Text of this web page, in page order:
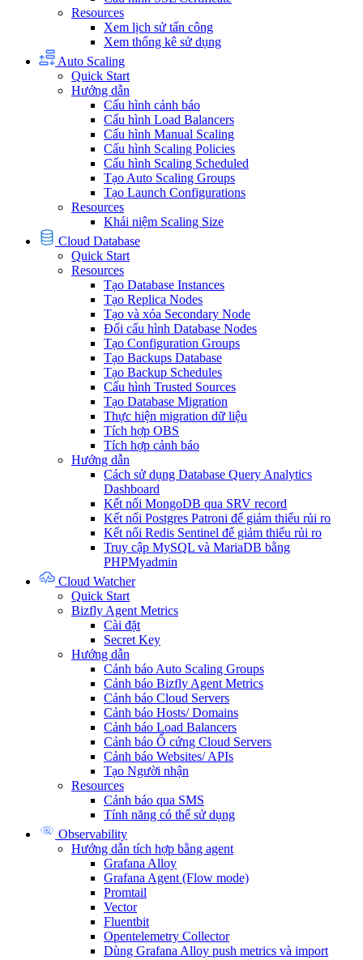
Resources
Xem lịch sử tấn công
Xem thống kê sử dụng
Auto Scaling
Quick Start
Hướng dẫn
Cấu hình cảnh báo
Cấu hình Load Balancers
Cấu hình Manual Scaling
Cấu hình Scaling Policies
Cấu hình Scaling Scheduled
Tạo Auto Scaling Groups
Tạo Launch Configurations
Resources
Khái niệm Scaling Size
Cloud Database
Quick Start
Resources
Tạo Database Instances
Tạo Replica Nodes
Tạo và xóa Secondary Node
Đổi cấu hình Database Nodes
Tạo Configuration Groups
Tạo Backups Database
Tạo Backup Schedules
Cấu hình Trusted Sources
Tạo Database Migration
Thực hiện migration dữ liệu
Tích hợp OBS
Tích hợp cảnh báo
Hướng dẫn
Cách sử dụng Database Query Analytics
Dashboard
Kết nối MongoDB qua SRV record
Kết nối Postgres Patroni để giảm thiểu rủi ro
Kết nối Redis Sentinel để giảm thiểu rủi ro
Truy cập MySQL và MariaDB bằng
PHPMyadmin
Cloud Watcher
Quick Start
Bizfly Agent Metrics
Cài đặt
Secret Key
Hướng dẫn
Cảnh báo Auto Scaling Groups
Cảnh báo Bizfly Agent Metrics
Cảnh báo Cloud Servers
Cảnh báo Hosts/ Domains
Cảnh báo Load Balancers
Cảnh báo Ổ cứng Cloud Servers
Cảnh báo Websites/ APIs
Tạo Người nhận
Resources
Cảnh báo qua SMS
Tính năng có thể sử dụng
Observability
Hướng dẫn tích hợp bằng agent
Grafana Alloy
Grafana Agent (Flow mode)
Promtail
Vector
Fluentbit
Opentelemetry Collector
Dùng Grafana Alloy push metrics và import